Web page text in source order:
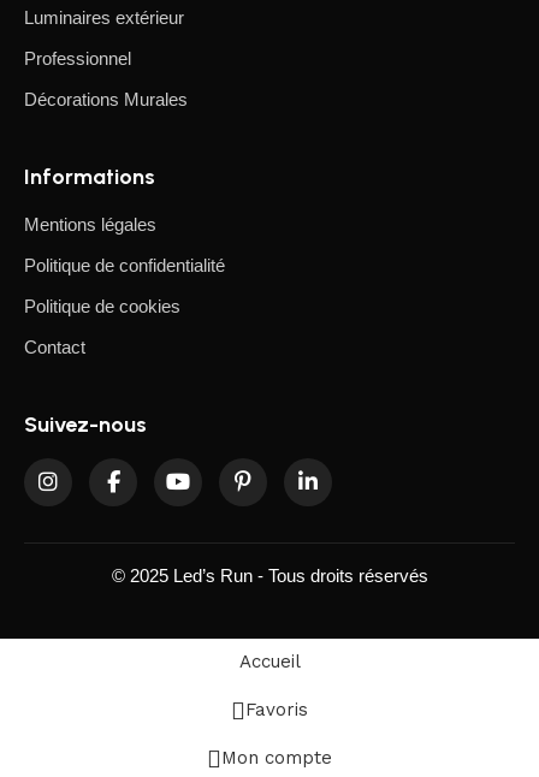
Luminaires extérieur
Professionnel
Décorations Murales
Informations
Mentions légales
Politique de confidentialité
Politique de cookies
Contact
Suivez-nous
© 2025 Led’s Run - Tous droits réservés
Accueil
Favoris
Mon compte